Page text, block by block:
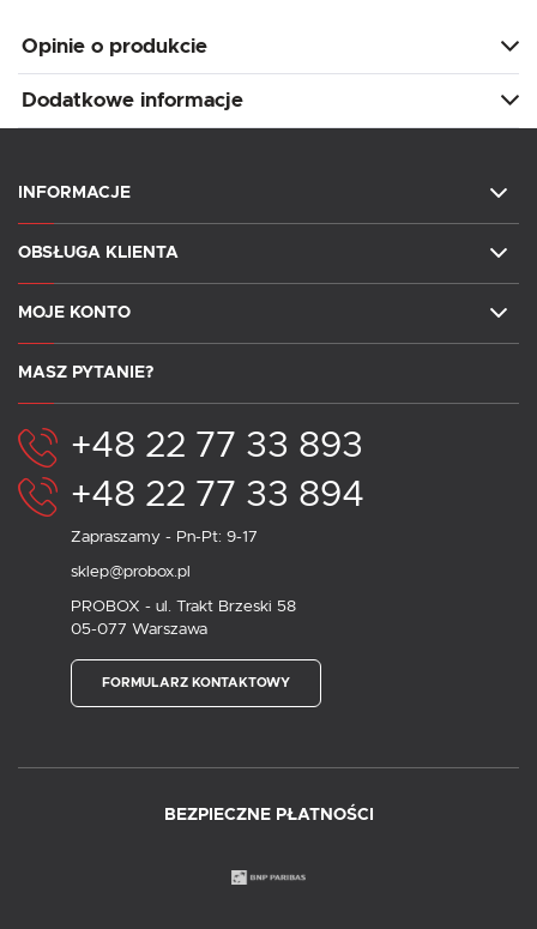
Opinie o produkcie
Dodatkowe informacje
INFORMACJE
OBSŁUGA KLIENTA
MOJE KONTO
MASZ PYTANIE?
+48 22 77 33 893
+48 22 77 33 894
Zapraszamy - Pn-Pt: 9-17
sklep@probox.pl
PROBOX - ul. Trakt Brzeski 58
05-077 Warszawa
FORMULARZ KONTAKTOWY
BEZPIECZNE PŁATNOŚCI